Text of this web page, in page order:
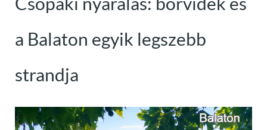
a Balaton egyik legszebb
strandja